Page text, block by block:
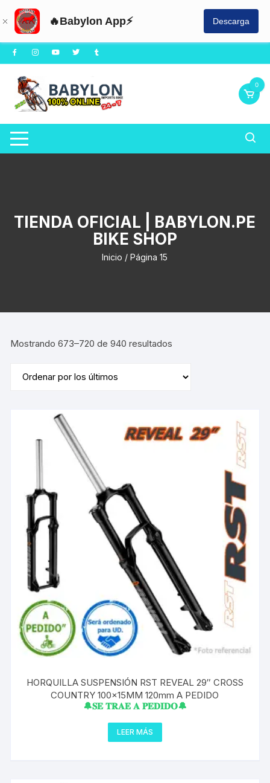
🔥Babylon App⚡ Descarga
Saltar
al
contenido
0
TIENDA OFICIAL | BABYLON.PE
BIKE SHOP
Inicio / Página 15
Mostrando 673–720 de 940 resultados
HORQUILLA SUSPENSIÓN RST REVEAL 29″ CROSS
COUNTRY 100x15MM 120mm A PEDIDO
🔔𝐒𝐄 𝐓𝐑𝐀𝐄 𝐀 𝐏𝐄𝐃𝐈𝐃𝐎🔔
LEER MÁS